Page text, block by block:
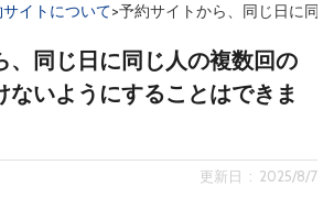
イトについて>予約サイトから、同じ日に同
、同じ日に同じ人の複数回の
ないようにすることはできま
更新日 : 2025/8/7